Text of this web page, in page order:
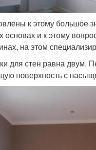
к этому большое
и к этому
на этом
для стен равна
поверхность с